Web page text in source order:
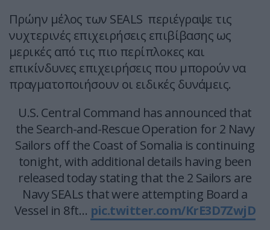
Πρώην μέλος των SEALS περιέγραψε τις
νυχτερινές επιχειρήσεις επιβίβασης ως
μερικές από τις πιο περίπλοκες και
επικίνδυνες επιχειρήσεις που μπορούν να
πραγματοποιήσουν οι ειδικές δυνάμεις.
U.S. Central Command has announced that
the Search-and-Rescue Operation for 2 Navy
Sailors off the Coast of Somalia is continuing
tonight, with additional details having been
released today stating that the 2 Sailors are
Navy SEALs that were attempting Board a
Vessel in 8ft… pic.twitter.com/KrE3D7ZwjD